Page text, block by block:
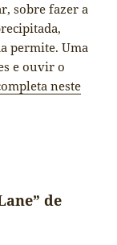
sobre fazer a
permite. Uma
e ouvir o
neste
de